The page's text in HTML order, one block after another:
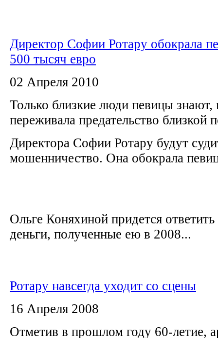
Директор Софии Ротару обокрала
500 тысяч евро
02 Апреля 2010
Только близкие люди певицы знают,
переживала предательство близкой
Директора Софии Ротару будут
мошенничество. Она обокрала
Ольге Коняхиной придется
деньги, полученные ею в 2008...
Ротару навсегда уходит со сцены
16 Апреля 2008
Отметив в прошлом году 60-летие,